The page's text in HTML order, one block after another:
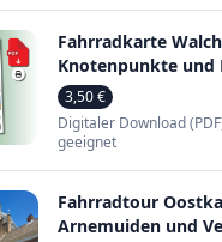
Fahrradkarte
Knotenpunkte und
3,50 €
Digitaler Download
geeignet
Fahrradtour
Arnemuiden und